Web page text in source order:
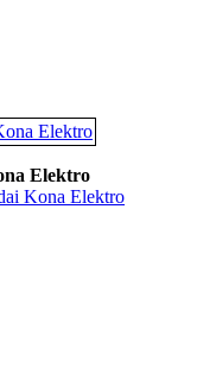
Elektro
Kona Elektro